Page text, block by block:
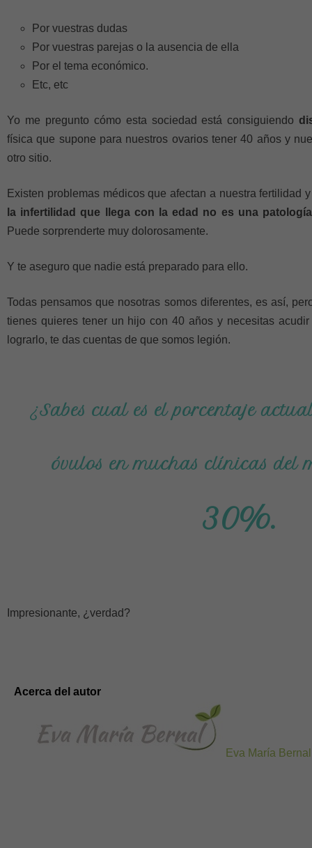
Por vuestras dudas
Por vuestras parejas o la ausencia de ella
Por el tema económico.
Etc, etc
Yo me pregunto cómo esta sociedad está consiguiendo
física que supone para nuestros ovarios tener 40 años y
otro sitio.
Existen problemas médicos que afectan a nuestra fertilidad
la infertilidad que llega con la edad no es una
Puede sorprenderte muy dolorosamente.
Y te aseguro que nadie está preparado para ello.
Todas pensamos que nosotras somos diferentes, es así,
tienes quieres tener un hijo con 40 años y necesitas
lograrlo, te das cuentas de que somos legión.
¿Sabes cual es el porcentaje
óvulos en muchas clínicas del
30%.
Impresionante, ¿verdad?
Acerca del autor
Eva María Bernal